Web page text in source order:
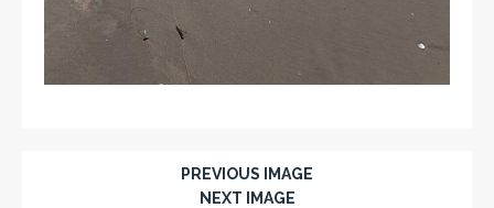
PREVIOUS IMAGE
NEXT IMAGE